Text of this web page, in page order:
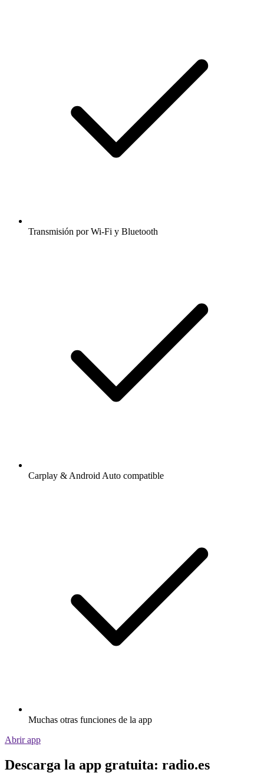
Transmisión por Wi-Fi y Bluetooth
Carplay & Android Auto compatible
Muchas otras funciones de la app
Abrir app
Descarga la app gratuita: radio.es